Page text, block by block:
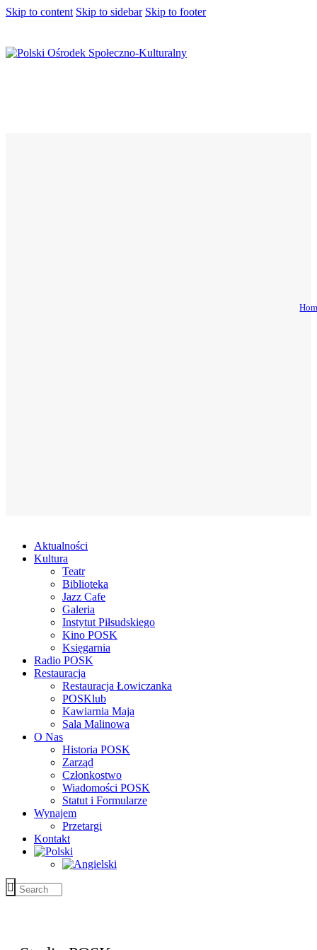
Skip to content Skip to sidebar Skip to footer
Aktualności
Kultura
Teatr
Biblioteka
Jazz Cafe
Galeria
Instytut Piłsudskiego
Kino POSK
Księgarnia
Radio POSK
Restauracja
Restauracja Łowiczanka
POSKlub
Kawiarnia Maja
Sala Malinowa
O Nas
Historia POSK
Zarząd
Członkostwo
Wiadomości POSK
Statut i Formularze
Wynajem
Przetargi
Kontakt